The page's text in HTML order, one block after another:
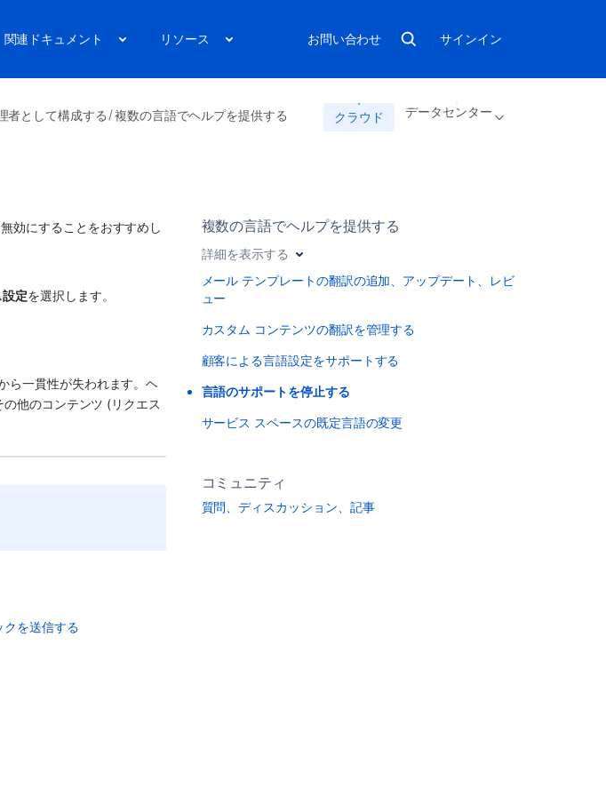
関連ドキュメント リソース お問い合わせ サインイン
者として構成する 複数の言語でヘルプを提供する クラウド データセンター
効にすることをおすすめし
設定を選択します。
ら一貫性が失われます。ヘ
他のコンテンツ (リクエス
クを送信する
複数の言語でヘルプを提供する
詳細を表示する
メール テンプレートの翻訳の追加、アップデート、レビ
ュー
カスタム コンテンツの翻訳を管理する
顧客による言語設定をサポートする
言語のサポートを停止する
サービス スペースの既定言語の変更
コミュニティ
質問、ディスカッション、記事